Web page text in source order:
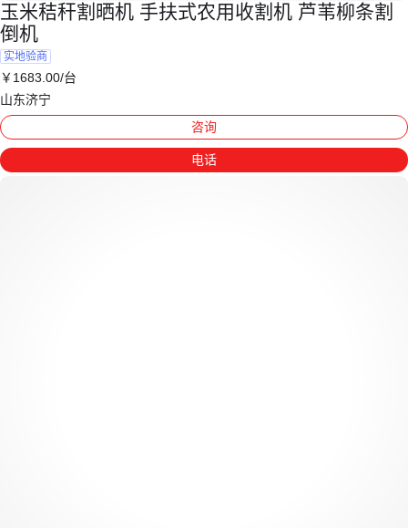
玉米秸秆割晒机 手扶式农用收割机 芦苇柳条割
倒机
实地验商
￥ 1683 .00/台
山东济宁
咨询
电话